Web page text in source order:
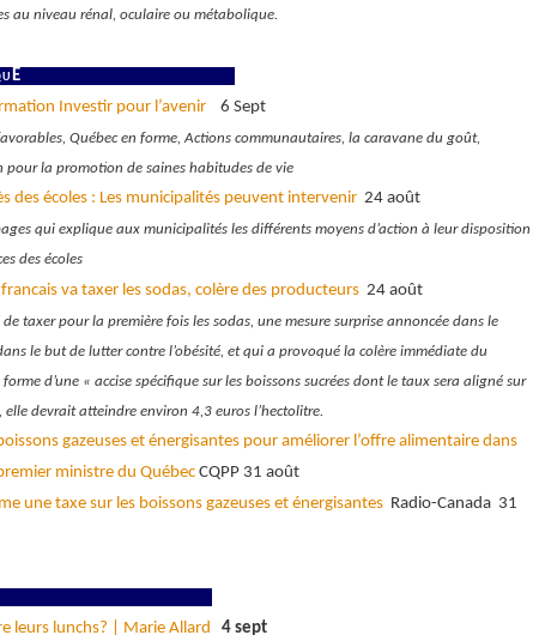
au niveau rénal, oculaire ou métabolique.
Investir pour l’avenir
6 Sept
Québec en forme, Actions communautaires, la caravane du goût,
pour la promotion de saines habitudes de vie
des écoles : Les municipalités peuvent intervenir 24 août
qui explique aux municipalités les différents moyens d’action à leur disposition
des écoles
va taxer les sodas, colère des producteurs 24 août
taxer pour la première fois les sodas, une mesure surprise annoncée dans le
le but de lutter contre l’obésité, et qui a provoqué la colère immédiate du
d’une « accise spécifique sur les boissons sucrées dont le taux sera aligné sur
elle devrait atteindre environ 4,3 euros l’hectolitre.
gazeuses et énergisantes pour améliorer l’offre alimentaire dans
ministre du QuébecCQPP 31 août
une taxe sur les boissons gazeuses et énergisantesRadio-Canada 31
leurs lunchs? | Marie Allard
4 sept